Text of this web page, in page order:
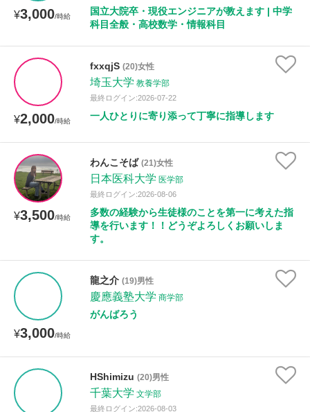
¥3,000/時給
国立大院卒・現役エンジニアが教えます | 中学
科目全般・高校数学・情報科目
¥2,000/時給
fxxqjS (20)女性
埼玉大学 教養学部
最終ログイン:2026-07-22
一人ひとりに寄り添って丁寧に指導します
¥3,500/時給
わんこそば (21)女性
日本医科大学 医学部
最終ログイン:2026-08-06
多数の経験から生徒様のことを第一に考えた指
導を行います！！どうぞよろしくお願いしま
す。
¥3,000/時給
龍之介 (19)男性
慶應義塾大学 商学部
がんばろう
HShimizu (20)男性
千葉大学 文学部
最終ログイン:2026-08-03